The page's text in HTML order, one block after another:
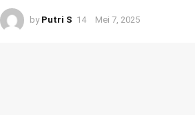
by Putri S Mei 7, 2025